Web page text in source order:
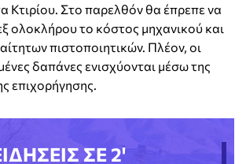
Κτιρίου. Στο παρελθόν θα έπρεπε να
ολοκλήρου το κόστος μηχανικού και
πιστοποιητικών. Πλέον, οι
δαπάνες ενισχύονται μέσω της
επιχορήγησης.
ΣΕ 2'